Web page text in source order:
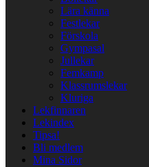
Lära känna
Festlekar
Förskola
Gympasal
Jullekar
Femkamp
Klassrumslekar
Kluriga
Lekfinnaren
Lekindex
Tipsa!
Bli medlem
Mina Sidor